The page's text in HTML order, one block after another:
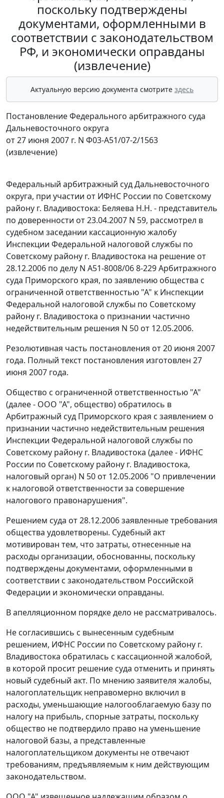
поскольку подтверждены
документами, оформленными в
соответствии с законодательством
РФ, и экономически оправданы
(извлечение)
Актуальную версию документа смотрите здесь
Постановление Федерального арбитражного суда
Дальневосточного округа
от 27 июня 2007 г. N Ф03-А51/07-2/1563
(извлечение)
Федеральный арбитражный суд Дальневосточного
округа, при участии от ИФНС России по Советскому
району г. Владивостока: Беляева Н.Н. - представитель
по доверенности от 23.04.2007 N 59, рассмотрел в
судебном заседании кассационную жалобу
Инспекции Федеральной налоговой службы по
Советскому району г. Владивостока на решение от
28.12.2006 по делу N А51-8008/06 8-229 Арбитражного
суда Приморского края, по заявлению общества с
ограниченной ответственностью "А" к Инспекции
Федеральной налоговой службы по Советскому
району г. Владивостока о признании частично
недействительным решения N 50 от 12.05.2006.
Резолютивная часть постановления от 20 июня 2007
года. Полный текст постановления изготовлен 27
июня 2007 года.
Общество с ограниченной ответственностью "А"
(далее - ООО "А", общество) обратилось в
Арбитражный суд Приморского края с заявлением о
признании частично недействительным решения
Инспекции Федеральной налоговой службы по
Советскому району г. Владивостока (далее - ИФНС
России по Советскому району г. Владивостока,
налоговый орган) N 50 от 12.05.2006 "О привлечении
к налоговой ответственности за совершение
налогового правонарушения".
Решением суда от 28.12.2006 заявленные требования
общества удовлетворены. Судебный акт
мотивирован тем, что затраты, отнесенные на
расходы организации, обоснованны, поскольку
подтверждены документами, оформленными в
соответствии с законодательством Российской
Федерации и экономически оправданы.
В апелляционном порядке дело не рассматривалось.
Не согласившись с вынесенным судебным
решением, ИФНС России по Советскому району г.
Владивостока обратилась с кассационной жалобой,
в которой просит решение суда отменить и принять
новый судебный акт. По мнению заявителя жалобы,
налогоплательщик неправомерно включил в
расходы, уменьшающие налогооблагаемую базу по
налогу на прибыль, спорные затраты, поскольку
общество не подтвердило право на уменьшение
налоговой базы, а представленные
налогоплательщиком документы не отвечают
требованиям, предъявляемым к ним действующим
законодательством.